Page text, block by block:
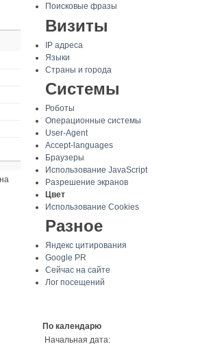
Поисковые фразы
Визиты
IP адреса
Языки
Страны и города
Системы
Роботы
Операционные системы
User-Agent
Accept-languages
Браузеры
Использование JavaScript
Разрешение экранов
Цвет
Использование Cookies
Разное
Яндекс цитирования
Google PR
Сейчас на сайте
Лог посещений
По календарю
Начальная дата: